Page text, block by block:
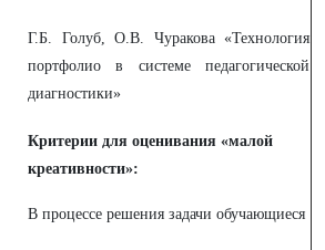
Г.Б. Голуб, О.В. Чуракова «Технология
портфолио в системе педагогической
диагностики»
Критерии для оценивания «малой
креативности»:
В процессе решения задачи обучающиеся